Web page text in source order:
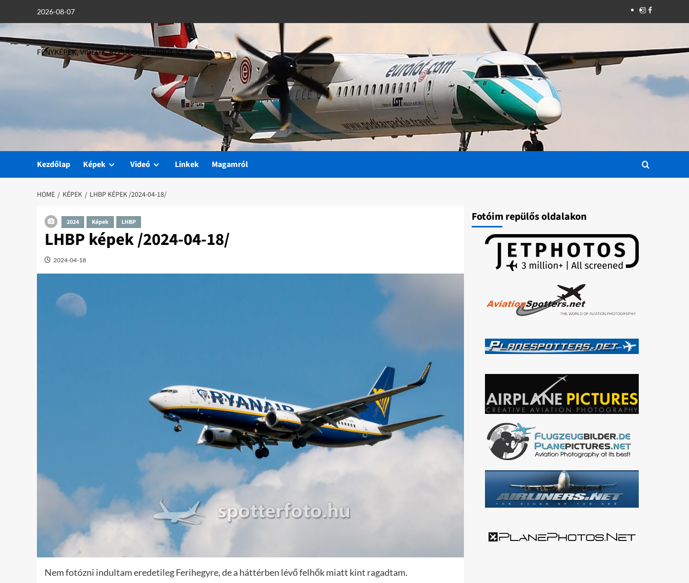
content
2026-08-07 Instagram
Facebook
FÉNYKÉPEK, VIDEÓK, REPÜLŐGÉPEKRŐL V2.3
Kezdőlap Képek Videó Linkek Magamról
HOME KÉPEK LHBP KÉPEK /2024-04-18/
2024 Képek LHBP
LHBP képek /2024-04-18/
2024-04-18
Nem fotózni indultam eredetileg Ferihegyre, de a háttérben lévő felhők miatt kint ragadtam.
Fotóim repülős oldalakon